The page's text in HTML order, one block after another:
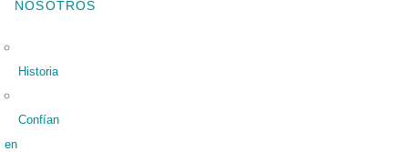
NOSOTROS
Historia
Confían
en